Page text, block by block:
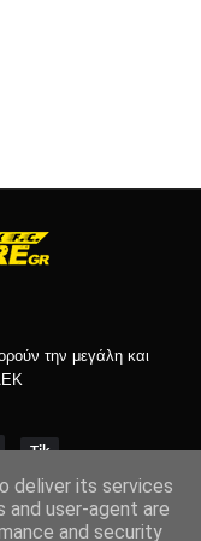
την μεγάλη και
deliver its services
and user-agent are
and security